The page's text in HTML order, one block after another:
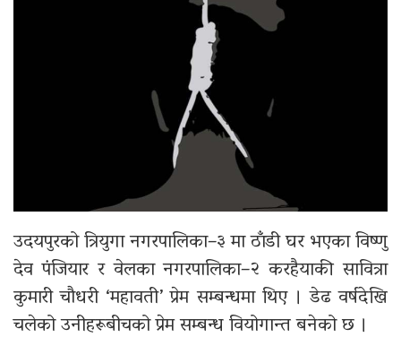
उदयपुरको त्रियुगा नगरपालिका–३ मा ठाँडी घर भएका विष्णु
देव पंजियार र वेलका नगरपालिका–२ करहैयाकी सावित्रा
कुमारी चौधरी ‘महावती’ प्रेम सम्बन्धमा थिए । डेढ वर्षदेखि
चलेको उनीहरूबीचको प्रेम सम्बन्ध वियोगान्त बनेको छ ।